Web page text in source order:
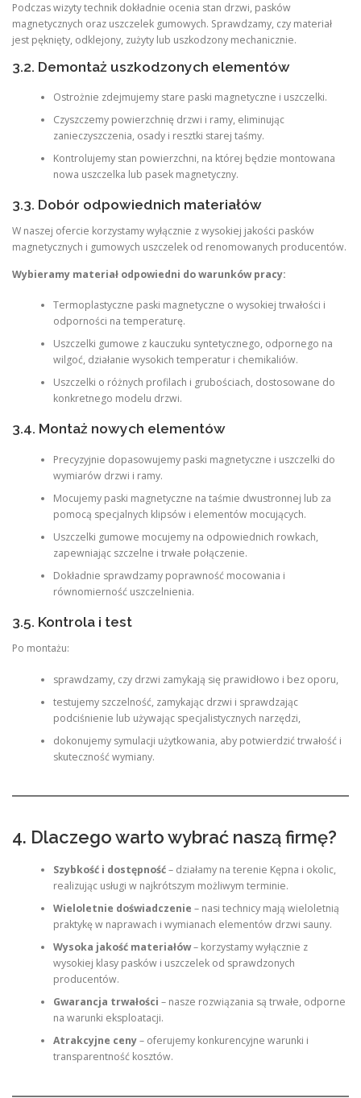
Podczas wizyty technik dokładnie ocenia stan drzwi, pasków
magnetycznych oraz uszczelek gumowych. Sprawdzamy, czy materiał
jest pęknięty, odklejony, zużyty lub uszkodzony mechanicznie.
3.2. Demontaż uszkodzonych elementów
Ostrożnie zdejmujemy stare paski magnetyczne i uszczelki.
Czyszczemy powierzchnię drzwi i ramy, eliminując
zanieczyszczenia, osady i resztki starej taśmy.
Kontrolujemy stan powierzchni, na której będzie montowana
nowa uszczelka lub pasek magnetyczny.
3.3. Dobór odpowiednich materiałów
W naszej ofercie korzystamy wyłącznie z wysokiej jakości pasków
magnetycznych i gumowych uszczelek od renomowanych producentów.
Wybieramy materiał odpowiedni do warunków pracy:
Termoplastyczne paski magnetyczne o wysokiej trwałości i
odporności na temperaturę.
Uszczelki gumowe z kauczuku syntetycznego, odpornego na
wilgoć, działanie wysokich temperatur i chemikaliów.
Uszczelki o różnych profilach i grubościach, dostosowane do
konkretnego modelu drzwi.
3.4. Montaż nowych elementów
Precyzyjnie dopasowujemy paski magnetyczne i uszczelki do
wymiarów drzwi i ramy.
Mocujemy paski magnetyczne na taśmie dwustronnej lub za
pomocą specjalnych klipsów i elementów mocujących.
Uszczelki gumowe mocujemy na odpowiednich rowkach,
zapewniając szczelne i trwałe połączenie.
Dokładnie sprawdzamy poprawność mocowania i
równomierność uszczelnienia.
3.5. Kontrola i test
Po montażu:
sprawdzamy, czy drzwi zamykają się prawidłowo i bez oporu,
testujemy szczelność, zamykając drzwi i sprawdzając
podciśnienie lub używając specjalistycznych narzędzi,
dokonujemy symulacji użytkowania, aby potwierdzić trwałość i
skuteczność wymiany.
4. Dlaczego warto wybrać naszą firmę?
Szybkość i dostępność– działamy na terenie Kępna i okolic,
realizując usługi w najkrótszym możliwym terminie.
Wieloletnie doświadczenie – nasi technicy mają wieloletnią
praktykę w naprawach i wymianach elementów drzwi sauny.
Wysoka jakość materiałów– korzystamy wyłącznie z
wysokiej klasy pasków i uszczelek od sprawdzonych
producentów.
Gwarancja trwałości – nasze rozwiązania są trwałe, odporne
na warunki eksploatacji.
Atrakcyjne ceny– oferujemy konkurencyjne warunki i
transparentność kosztów.